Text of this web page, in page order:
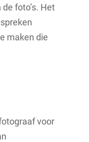
foto’s. Het
maken die
voor